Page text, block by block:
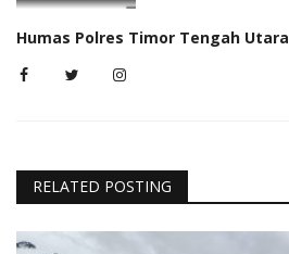
Humas Polres Timor Tengah Utara
RELATED POSTING